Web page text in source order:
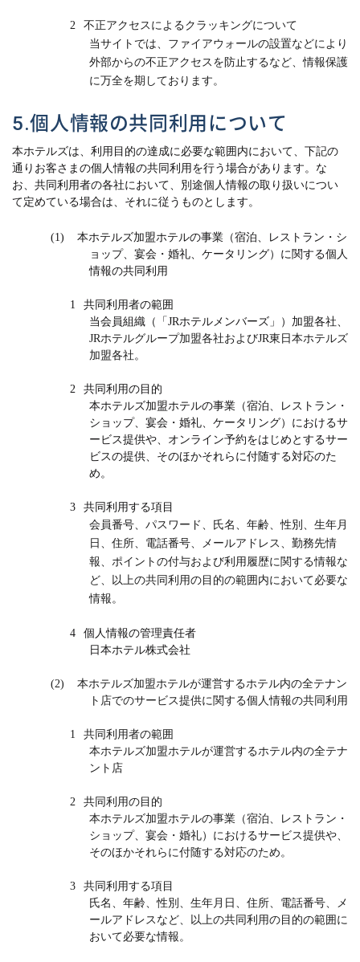
2
不正アクセスによるクラッキングについて
当サイトでは、ファイアウォールの設置などにより
外部からの不正アクセスを防止するなど、情報保護
に万全を期しております。
5.個人情報の共同利用について
本ホテルズは、利用目的の達成に必要な範囲内において、下記の
通りお客さまの個人情報の共同利用を行う場合があります。 な
お、共同利用者の各社において、別途個人情報の取り扱いについ
て定めている場合は、それに従うものとします。
(1)
本ホテルズ加盟ホテルの事業（宿泊、レストラン・シ
ョップ、宴会・婚礼、ケータリング）に関する個人
情報の共同利用
1
共同利用者の範囲
当会員組織（「 JRホテルメンバーズ」）加盟各社、
JRホテルグループ加盟各社およびJR東日本ホテルズ
加盟各社。
2
共同利用の目的
本ホテルズ加盟ホテルの事業（宿泊、レストラン・
ショップ、宴会・婚礼、ケータリング）におけるサ
ービス提供や、オンライン予約をはじめとするサー
ビスの提供、そのほかそれらに付随する対応のた
め。
3
共同利用する項目
会員番号、パスワード、氏名、年齢、性別、生年月
日、住所、電話番号、メールアドレス、勤務先情
報、ポイントの付与および利用履歴に関する情報な
ど、以上の共同利用の目的の範囲内において必要な
情報。
4
個人情報の管理責任者
日本ホテル株式会社
(2)
本ホテルズ加盟ホテルが運営するホテル内の全テナン
ト店でのサービス提供に関する個人情報の共同利用
1
共同利用者の範囲
本ホテルズ加盟ホテルが運営するホテル内の全テナ
ント店
2
共同利用の目的
本ホテルズ加盟ホテルの事業（宿泊、レストラン・
ショップ、宴会・婚礼）におけるサービス提供や、
そのほかそれらに付随する対応のため。
3
共同利用する項目
氏名、年齢、性別、生年月日、住所、電話番号、メ
ールアドレスなど、以上の共同利用の目的の範囲に
おいて必要な情報。